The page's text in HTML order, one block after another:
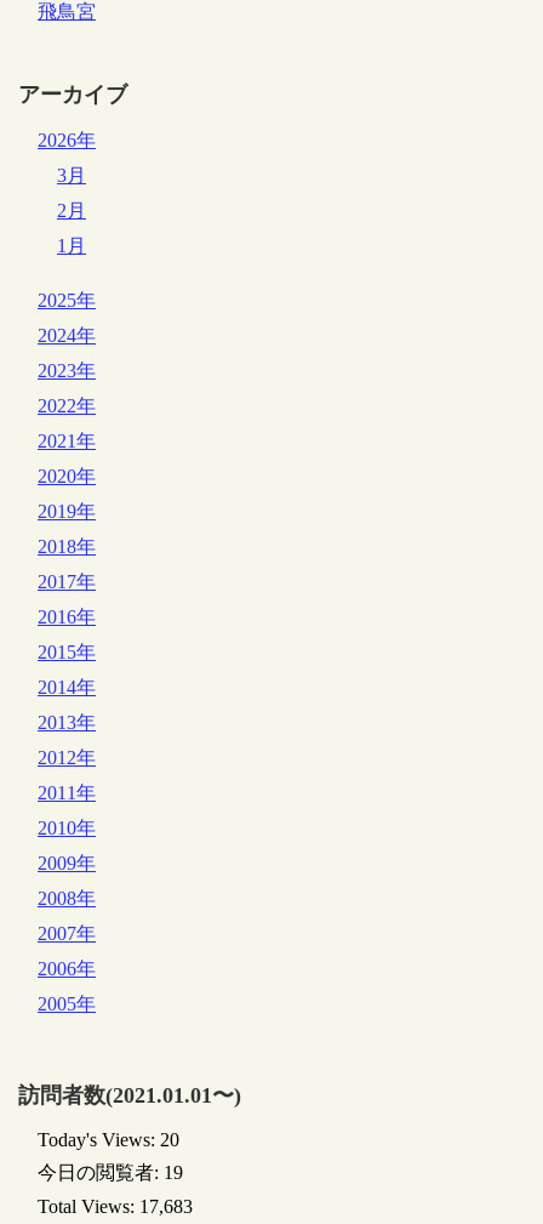
飛鳥宮
アーカイブ
2026年
3月
2月
1月
2025年
2024年
2023年
2022年
2021年
2020年
2019年
2018年
2017年
2016年
2015年
2014年
2013年
2012年
2011年
2010年
2009年
2008年
2007年
2006年
2005年
訪問者数(2021.01.01〜)
Today's Views: 20
今日の閲覧者: 19
Total Views: 17,683